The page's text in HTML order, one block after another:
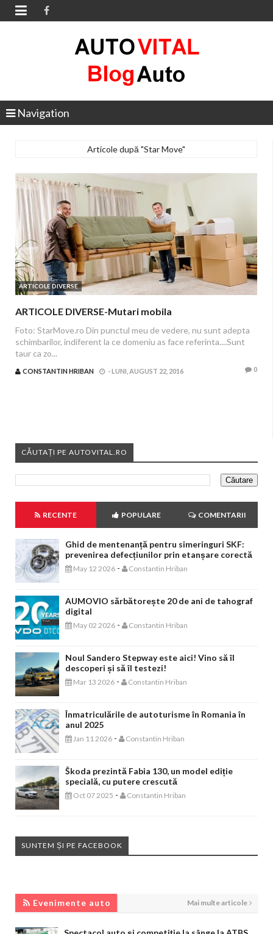

Navigation
Articole după "Star Move"
ARTICOLE DIVERSE
ARTICOLE DIVERSE-Mutari mobila
Foto: StarMove.ro Din punctul meu de vedere, nu sunt adepta
schimbarilor, indiferent la ce domeniu as face referinta....Sunt
taur ca zo...
CONSTANTIN HRIBAN -LUNI, AUGUST 22, 2016 0
CĂUTAȚI PE AUTOVITAL.RO
RECENTE POPULARE COMENTARII
Ghid de mentenanță pentru simeringuri SKF:
prevenirea defecțiunilor prin etanșare corectă
May 12 2026 - Constantin Hriban
AUMOVIO sărbătorește 20 de ani de tahograf
digital
May 02 2026 - Constantin Hriban
Noul Sandero Stepway este aici! Vino să îl
descoperi și să îl testezi!
Mar 13 2026 - Constantin Hriban
Înmatriculările de autoturisme în Romania în
anul 2025
Jan 11 2026 - Constantin Hriban
Škoda prezintă Fabia 130, un model ediție
specială, cu putere crescută
Oct 07 2025 - Constantin Hriban
SUNTEM ȘI PE FACEBOOK
Evenimente auto Mai multe articole